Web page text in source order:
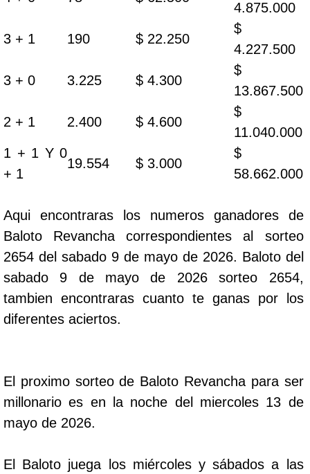
4.875.000
3 + 1 190 $ 22.250
$
4.227.500
3 + 0 3.225 $ 4.300
$
13.867.500
2 + 1 2.400 $ 4.600
$
11.040.000
1 + 1 Y 0
+ 1
19.554 $ 3.000
$
58.662.000
Aqui encontraras los numeros ganadores de
Baloto Revancha correspondientes al sorteo
2654 del sabado 9 de mayo de 2026. Baloto del
sabado 9 de mayo de 2026 sorteo 2654,
tambien encontraras cuanto te ganas por los
diferentes aciertos.
El proximo sorteo de Baloto Revancha para ser
millonario es en la noche del miercoles 13 de
mayo de 2026.
El Baloto juega los miércoles y sábados a las